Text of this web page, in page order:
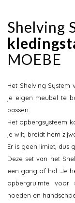
Shelving
MOEBE
Het Shelving
je eigen meubel te
passen.
Het opbergsysteem
je wilt, breidt hem
Er is geen limiet, dus
Deze set van het
een gang of hal. Je
opbergruimte voor
hoeden en